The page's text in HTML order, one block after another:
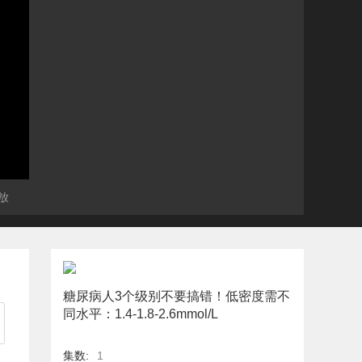
糖尿病人3个级别不要搞错！低密度需不
同水平：1.4-1.8-2.6mmol/L
集数: 1